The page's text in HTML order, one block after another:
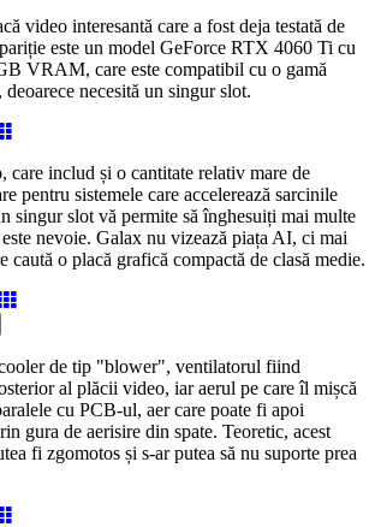
video interesantă care a fost deja testată de
este un model GeForce RTX 4060 Ti cu
VRAM, care este compatibil cu o gamă
necesită un singur slot.
care includ și o cantitate relativ mare de
pentru sistemele care accelerează sarcinile
singur slot vă permite să înghesuiți mai multe
nevoie. Galax nu vizează piața AI, ci mai
caută o placă grafică compactă de clasă medie.
de tip "blower", ventilatorul fiind
al plăcii video, iar aerul pe care îl mișcă
cu PCB-ul, aer care poate fi apoi
gura de aerisire din spate. Teoretic, acest
fi zgomotos și s-ar putea să nu suporte prea